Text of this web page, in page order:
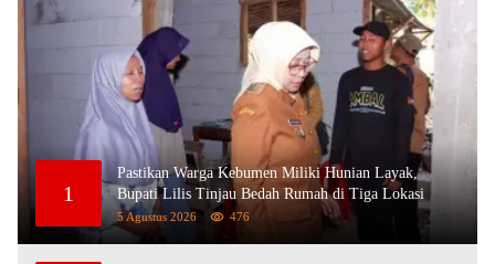
1
Pastikan Warga Kebumen Miliki Hunian Layak,
Bupati Lilis Tinjau Bedah Rumah di Tiga Lokasi
5 Agustus 2026 476